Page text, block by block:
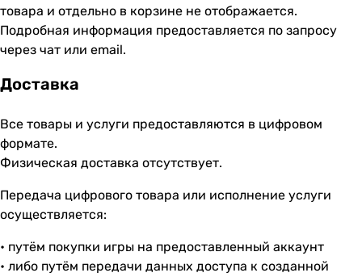
товара и отдельно в корзине не отображается.
Подробная информация предоставляется по запросу
через чат или email.
Доставка
Все товары и услуги предоставляются в цифровом
формате.
Физическая доставка отсутствует.
Передача цифрового товара или исполнение услуги
осуществляется:
• путём покупки игры на предоставленный аккаунт
• либо путём передачи данных доступа к созданной